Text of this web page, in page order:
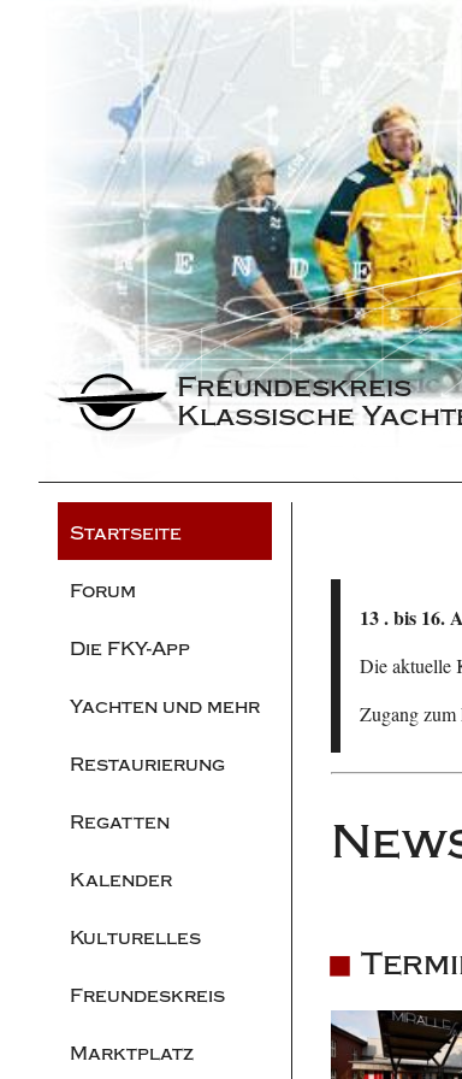
Freundeskreis
Klassische
Startseite
Forum
Die FKY-App
Yachten und mehr
Restaurierung
Regatten
Kalender
Kulturelles
Freundeskreis
Marktplatz
13 . bis 16.
Die aktuelle
Zugang zum